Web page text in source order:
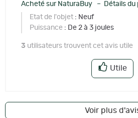
Acheté sur NaturaBuy – Détails du
Etat de l'objet : Neuf
Puissance : De 2 à 3 joules
3 utilisateurs trouvent cet avis utile
Utile
Voir plus